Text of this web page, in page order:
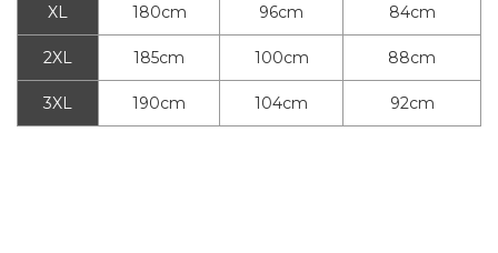
XL 180cm 96cm 84cm
2XL 185cm 100cm 88cm
3XL 190cm 104cm 92cm